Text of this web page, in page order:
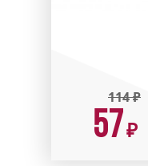
114₽
57₽